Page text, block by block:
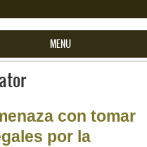
MENU
con tomar
por la